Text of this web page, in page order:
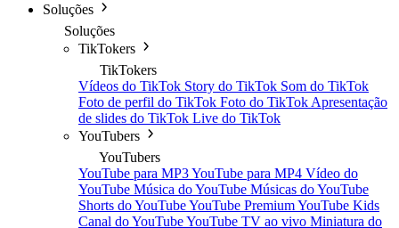
Soluções
Soluções
TikTokers
TikTokers
Vídeos do TikTok Story do TikTok Som do TikTok
Foto de perfil do TikTok Foto do TikTok Apresentação
de slides do TikTok Live do TikTok
YouTubers
YouTubers
YouTube para MP3YouTube para MP4 Vídeo do
YouTube Música do YouTube Músicas do YouTube
Shorts do YouTubeYouTube PremiumYouTube Kids
Canal do YouTubeYouTube TV ao vivo Miniatura do